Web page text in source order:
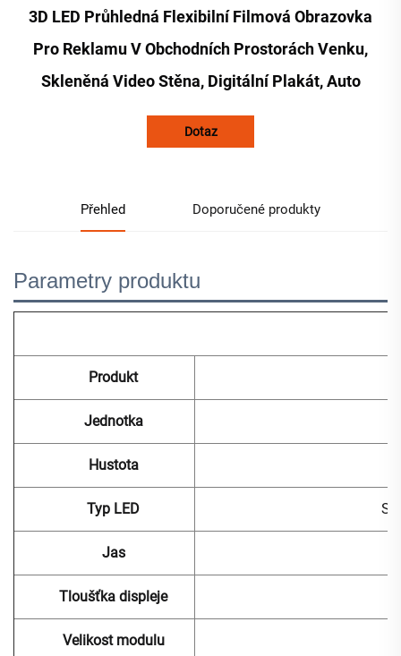
3D LED Průhledná Flexibilní Filmová Obrazovka
Pro Reklamu V Obchodních Prostorách Venku,
Skleněná Video Stěna, Digitální Plakát, Auto
Dotaz
Přehled Doporučené produkty
Parametry produktu
Produkt
Jednotka
Hustota
Typ LED
Jas
Tloušťka displeje
Velikost modulu